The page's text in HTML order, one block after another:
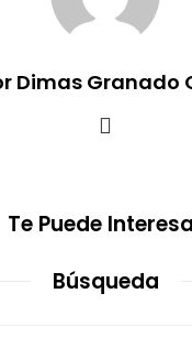
Dimas Granado
Te Puede
Búsqueda